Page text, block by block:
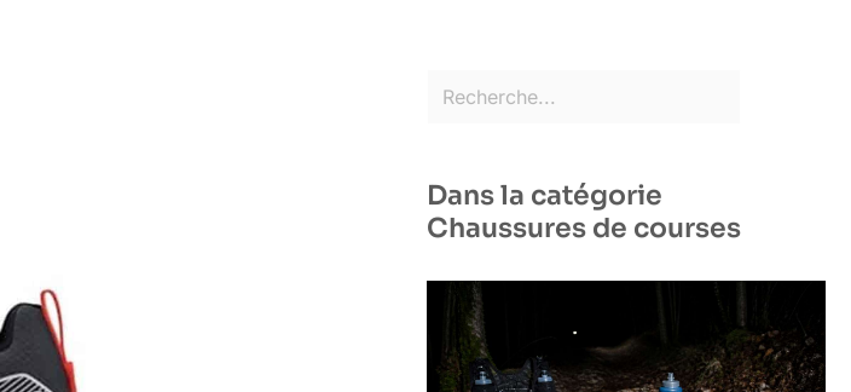
Dans la catégorie
Chaussures de courses